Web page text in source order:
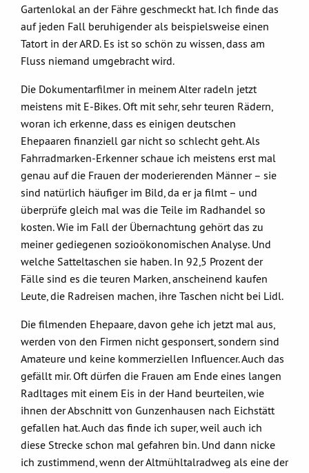
Gartenlokal an der Fähre geschmeckt hat. Ich finde das
auf jeden Fall beruhigender als beispielsweise einen
Tatort in der ARD. Es ist so schön zu wissen, dass am
Fluss niemand umgebracht wird.
Die Dokumentarfilmer in meinem Alter radeln jetzt
meistens mit E-Bikes. Oft mit sehr, sehr teuren Rädern,
woran ich erkenne, dass es einigen deutschen
Ehepaaren finanziell gar nicht so schlecht geht. Als
Fahrradmarken-Erkenner schaue ich meistens erst mal
genau auf die Frauen der moderierenden Männer – sie
sind natürlich häufiger im Bild, da er ja filmt – und
überprüfe gleich mal was die Teile im Radhandel so
kosten. Wie im Fall der Übernachtung gehört das zu
meiner gediegenen sozioökonomischen Analyse. Und
welche Satteltaschen sie haben. In 92,5 Prozent der
Fälle sind es die teuren Marken, anscheinend kaufen
Leute, die Radreisen machen, ihre Taschen nicht bei Lidl.
Die filmenden Ehepaare, davon gehe ich jetzt mal aus,
werden von den Firmen nicht gesponsert, sondern sind
Amateure und keine kommerziellen Influencer. Auch das
gefällt mir. Oft dürfen die Frauen am Ende eines langen
Radltages mit einem Eis in der Hand beurteilen, wie
ihnen der Abschnitt von Gunzenhausen nach Eichstätt
gefallen hat. Auch das finde ich super, weil auch ich
diese Strecke schon mal gefahren bin. Und dann nicke
ich zustimmend, wenn der Altmühltalradweg als eine der